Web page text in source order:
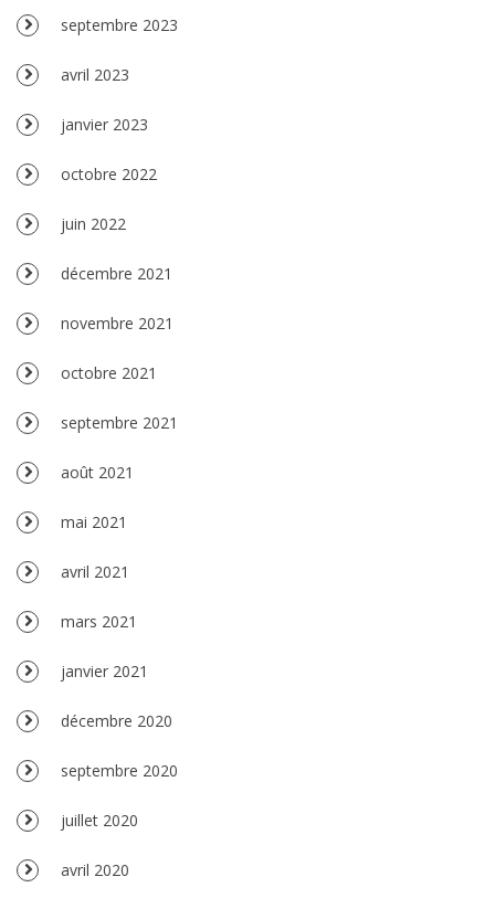
septembre 2023
avril 2023
janvier 2023
octobre 2022
juin 2022
décembre 2021
novembre 2021
octobre 2021
septembre 2021
août 2021
mai 2021
avril 2021
mars 2021
janvier 2021
décembre 2020
septembre 2020
juillet 2020
avril 2020